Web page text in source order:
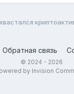
Обратная связь
© 2024 - 2026
by Invision